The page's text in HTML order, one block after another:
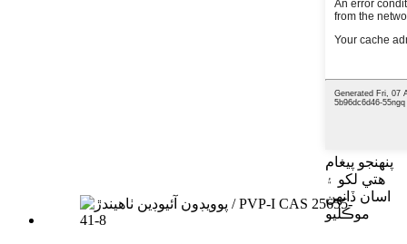
پنهنجو پيغام
هتي لکو ۽
اسان ڏانهن
موڪليو